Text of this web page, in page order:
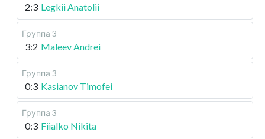
2:3 Legkii Anatolii
Группа 3
3:2 Maleev Andrei
Группа 3
0:3 Kasianov Timofei
Группа 3
0:3 Fiialko Nikita